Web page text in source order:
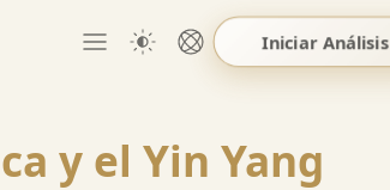
Iniciar Análisis
y el Yin Yang